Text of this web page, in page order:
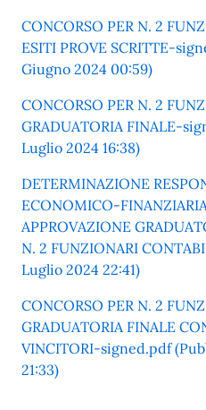
CONCORSO PER N. 2
ESITI PROVE SCRITTE-
Giugno 2024 00:59)
CONCORSO PER N. 2
GRADUATORIA FINALE-
Luglio 2024 16:38)
DETERMINAZIONE
ECONOMICO-
APPROVAZIONE
N. 2 FUNZIONARI
Luglio 2024 22:41)
CONCORSO PER N. 2
GRADUATORIA FINALE
VINCITORI-signed.pdf
21:33)